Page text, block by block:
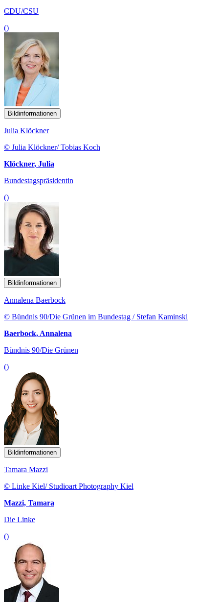
CDU/CSU
()
Bildinformationen
Julia Klöckner
© Julia Klöckner/ Tobias Koch
Klöckner, Julia
Bundestagspräsidentin
()
Bildinformationen
Annalena Baerbock
© Bündnis 90/Die Grünen im Bundestag / Stefan Kaminski
Baerbock, Annalena
Bündnis 90/Die Grünen
()
Bildinformationen
Tamara Mazzi
© Linke Kiel/ Studioart Photography Kiel
Mazzi, Tamara
Die Linke
()